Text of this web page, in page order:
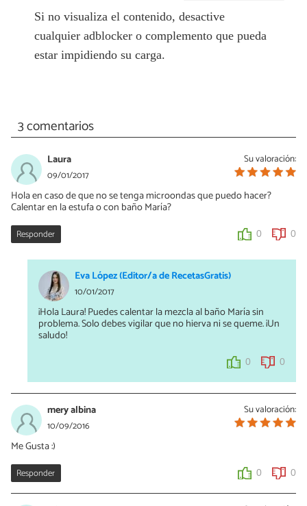
Si no visualiza el contenido, desactive
cualquier adblocker o complemento que pueda
estar impidiendo su carga.
3 comentarios
Su valoración:
Laura
09/01/2017
Hola en caso de que no se tenga microondas que puedo hacer?
Calentar en la estufa o con baño María?
Responder 0 0
Eva López (Editor/a de RecetasGratis)
10/01/2017
¡Hola Laura! Puedes calentar la mezcla al baño María sin
problema. Solo debes vigilar que no hierva ni se queme. ¡Un
saludo!
0 0
Su valoración:
mery albina
10/09/2016
Me Gusta :)
Responder 0 0